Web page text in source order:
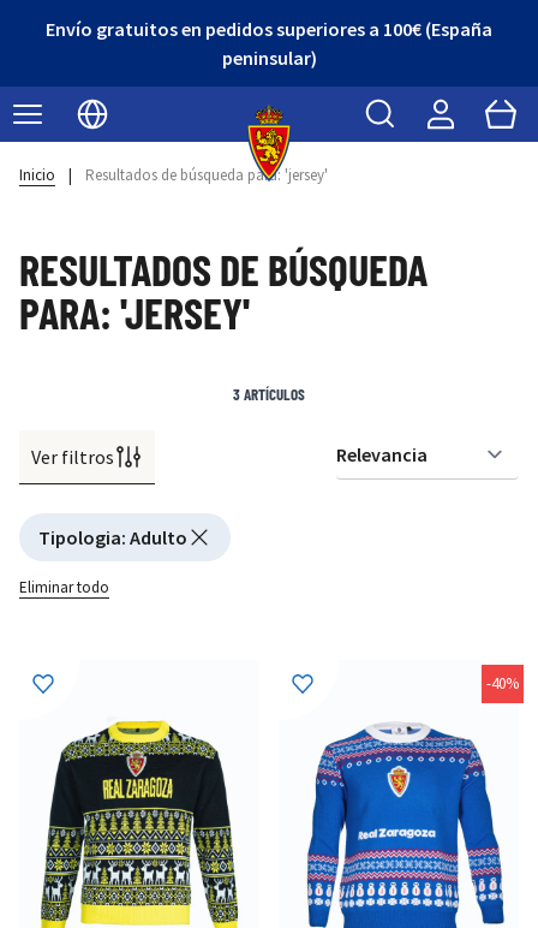
Envío gratuitos en pedidos superiores a 100€ (España
peninsular)
Seleccionar idioma
Buscar Cart
Inicio | Resultados de búsqueda para: 'jersey'
RESULTADOS DE BÚSQUEDA
PARA: 'JERSEY'
Ver filtros
Active filtering
Tipologia: Adulto
Eliminar todo
3ARTÍCULOS
-40%